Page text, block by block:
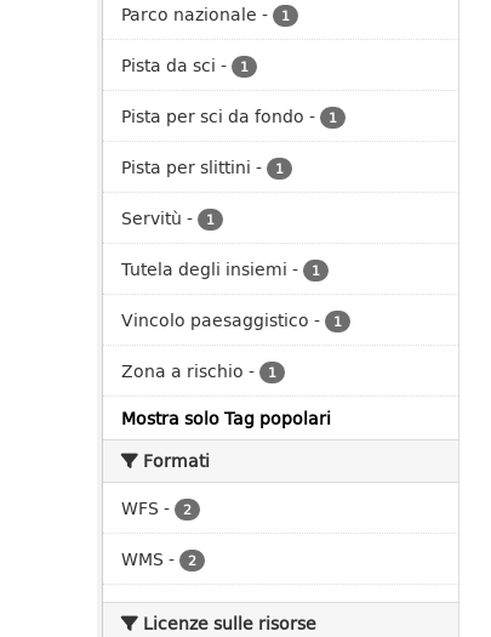
Parco nazionale - 1
Pista da sci - 1
Pista per sci da fondo - 1
Pista per slittini - 1
Servitù - 1
Tutela degli insiemi - 1
Vincolo paesaggistico - 1
Zona a rischio - 1
Mostra solo Tag popolari
Formati
WFS - 2
WMS - 2
Licenze sulle risorse